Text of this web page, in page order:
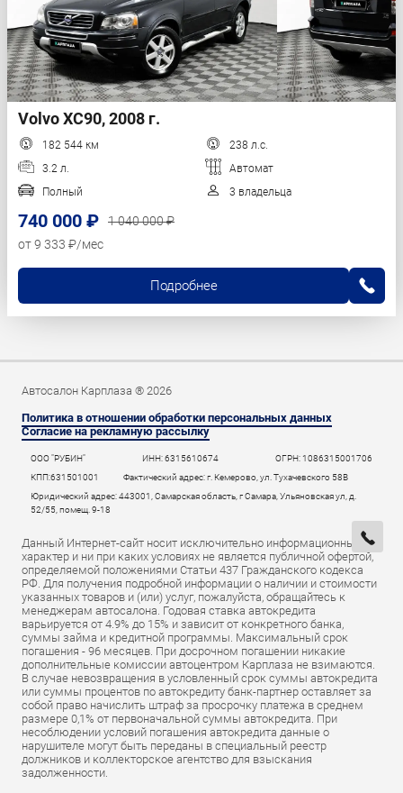
Volvo XC90, 2008 г.
182 544 км
238 л.с.
3.2 л.
Автомат
Полный
3 владельца
740 000 ₽
1 040 000 ₽
от 9 333 ₽/мес
Подробнее
Автосалон Карплаза ® 2026
Политика в отношении обработки персональных данных
Согласие на рекламную рассылку
ООО "РУБИН" ИНН: 6315610674
ОГРН: 1086315001706
КПП:631501001
Фактический адрес: г. Кемерово, ул. Тухачевского 58В
Юридический адрес: 443001, Самарская область, г Самара, Ульяновская ул, д.
52/55, помещ. 9-18
Данный Интернет-сайт носит исключительно информационный
характер и ни при каких условиях не является публичной офертой,
определяемой положениями Статьи 437 Гражданского кодекса
РФ. Для получения подробной информации о наличии и стоимости
указанных товаров и (или) услуг, пожалуйста, обращайтесь к
менеджерам автосалона. Годовая ставка автокредита
варьируется от 4.9% до 15% и зависит от конкретного банка,
суммы займа и кредитной программы. Максимальный срок
погашения - 96 месяцев. При досрочном погашении никакие
дополнительные комиссии автоцентром Карплаза не взимаются.
В случае невозвращения в условленный срок суммы автокредита
или суммы процентов по автокредиту банк-партнер оставляет за
собой право начислить штраф за просрочку платежа в среднем
размере 0,1% от первоначальной суммы автокредита. При
несоблюдении условий погашения автокредита данные о
нарушителе могут быть переданы в специальный реестр
должников и коллекторское агентство для взыскания
задолженности.